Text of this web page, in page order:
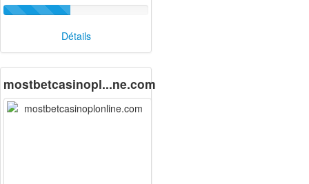
Détails
mostbetcasinopl...ne.com